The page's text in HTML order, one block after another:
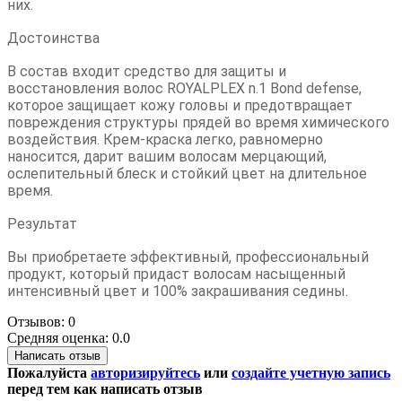
них.
Достоинства
В состав входит средство для защиты и
восстановления волос ROYALPLEX n.1 Bond defense,
которое защищает кожу головы и предотвращает
повреждения структуры прядей во время химического
воздействия. Крем-краска легко, равномерно
наносится, дарит вашим волосам мерцающий,
ослепительный блеск и стойкий цвет на длительное
время.
Результат
Вы приобретаете эффективный, профессиональный
продукт, который придаст волосам насыщенный
интенсивный цвет и 100% закрашивания седины.
Отзывов: 0
Средняя оценка: 0.0
Написать отзыв
Пожалуйста авторизируйтесь или создайте учетную запись
перед тем как написать отзыв